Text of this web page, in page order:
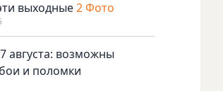
выходные2 Фото
августа: возможны
и поломки